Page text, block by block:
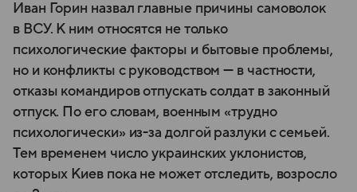
Иван Горин назвал главные причины самоволок
в ВСУ. К ним относятся не только
психологические факторы и бытовые проблемы,
но и конфликты с руководством — в частности,
отказы командиров отпускать солдат в законный
отпуск. По его словам, военным «трудно
психологически» из-за долгой разлуки с семьей.
Тем временем число украинских уклонистов,
которых Киев пока не может отследить, возросло